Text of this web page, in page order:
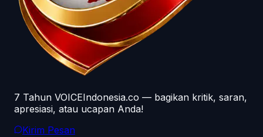
7 Tahun VOICEIndonesia.co — bagikan kritik, saran,
apresiasi, atau ucapan Anda!
Kirim Pesan